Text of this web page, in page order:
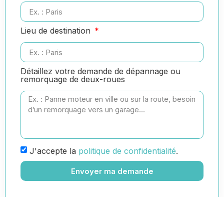
Lieu de destination
Détaillez votre demande de dépannage ou
remorquage de deux-roues
J'accepte la politique de confidentialité.
Envoyer ma demande